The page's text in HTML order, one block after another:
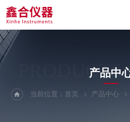
产品中
当前位置：首页 产品中心